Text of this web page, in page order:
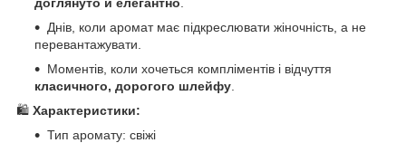
Днів, коли аромат має підкреслювати жіночність, а не
перевантажувати.
Моментів, коли хочеться компліментів і відчуття
класичного, дорогого шлейфу
🛍️ Характеристики:
Тип аромату: свіжі